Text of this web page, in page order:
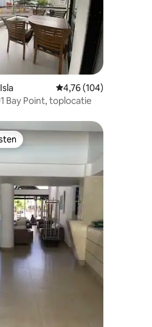
uit 5, 149 recensies
Gemiddelde
4,76 (104)
Bay Point, toplocatie
uit 5, 160 recensies